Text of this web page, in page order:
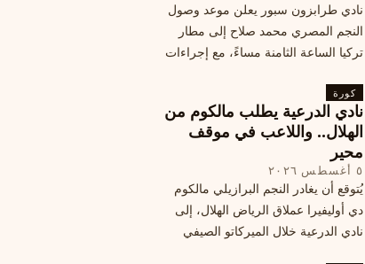
نادي طرابزون سبور يعلن موعد وصول
النجم المصري محمد صلاح إلى مطار
تركيا الساعة الثامنة مساءً، مع إجراءات
جديد ومكافآت مالية.
كورة
نادي الدرعية يطلب مالكوم من
الهلال.. واللاعب في موقف
محير
٥ أغسطس ٢٠٢٦
يُتوقع أن يغادر النجم البرازيلي مالكوم
دي أوليفيرا عملاق الرياض الهلال، إلى
نادي الدرعية خلال الميركاتو الصيفي